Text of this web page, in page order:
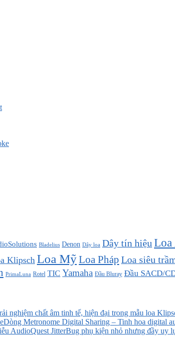
Bladelius Denon Dây loa Dây tín hiệu Loa
Klipsch Loa MỹLoa Pháp Loa siêu
PrimaLuna Rotel TIC Yamaha Đầu Bluray Đầu SACD/
nghiệm chất âm tinh tế, hiện đại trong mẫu loa
Dòng Metronome Digital Sharing – Tinh hoa digital
AudioQuest JitterBug phụ kiện nhỏ nhưng đầy uy